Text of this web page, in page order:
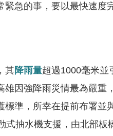
急的事，要以最快速
其降雨量超過1000毫米並
因強降雨災情最為嚴重
標準，所幸在提前布署並
式抽水機支援，由北部板